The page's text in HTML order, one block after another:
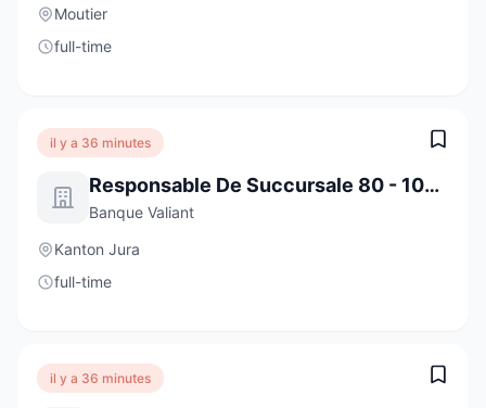
Moutier
full-time
il y a 36 minutes
Responsable De Succursale 80 - 100 % Moutier
Banque Valiant
Kanton Jura
full-time
il y a 36 minutes